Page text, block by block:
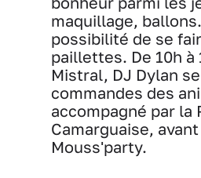
maquillage,
possibilité de se
paillettes. De 10h à
Mistral, DJ Dylan
commandes des
accompagné par la
Camarguaise,
Mouss'party.